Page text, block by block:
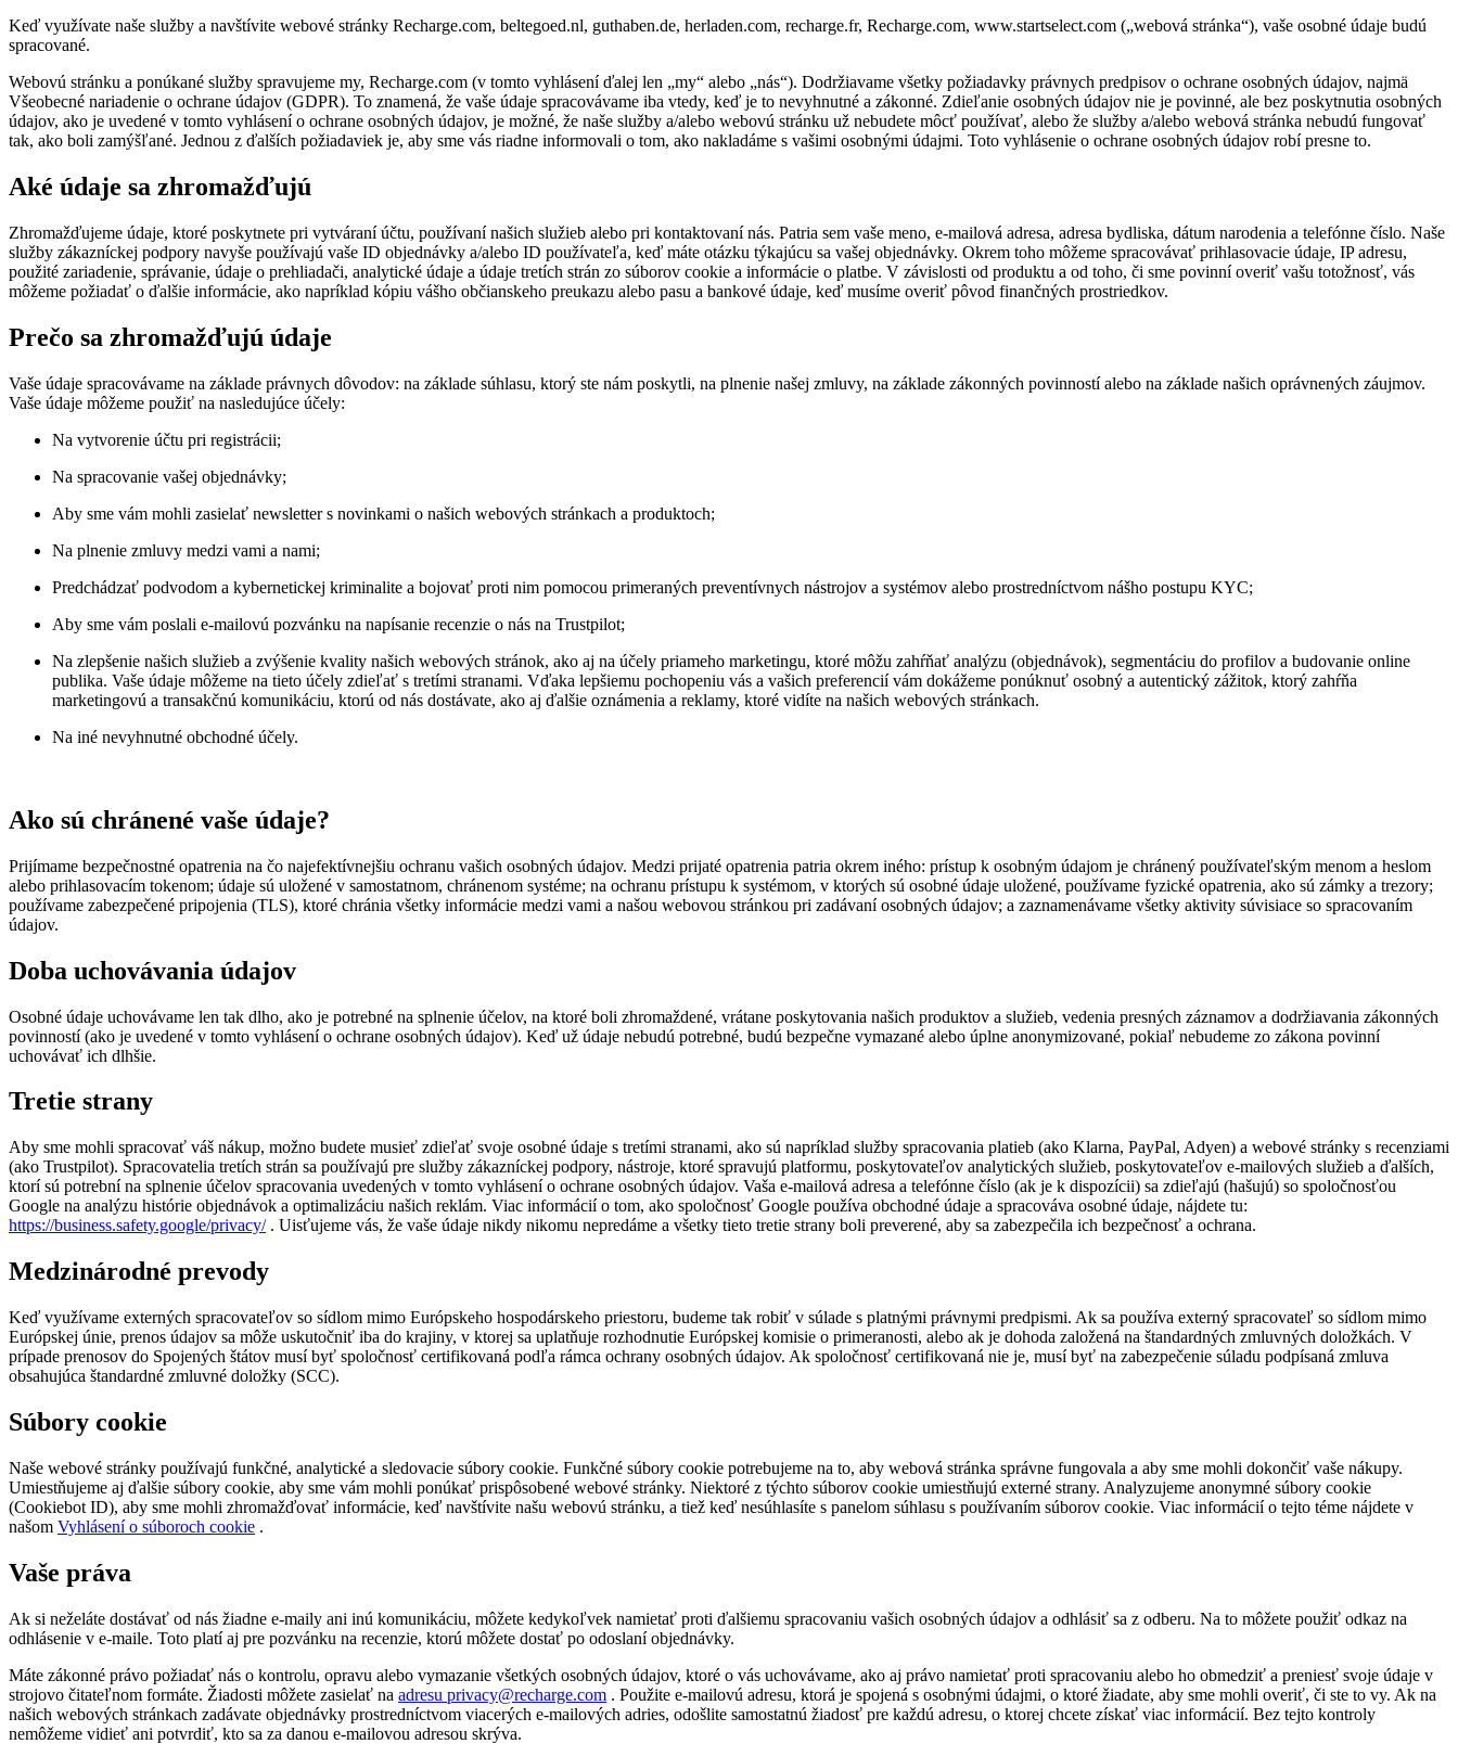
Keď využívate naše služby a navštívite webové stránky Recharge.com, beltegoed.nl, guthaben.de, herladen.com, recharge.fr, Recharge.com, www.startselect.com („webová stránka“), vaše osobné údaje budú
spracované.
Webovú stránku a ponúkané služby spravujeme my, Recharge.com (v tomto vyhlásení ďalej len „my“ alebo „nás“). Dodržiavame všetky požiadavky právnych predpisov o ochrane osobných údajov, najmä
Všeobecné nariadenie o ochrane údajov (GDPR). To znamená, že vaše údaje spracovávame iba vtedy, keď je to nevyhnutné a zákonné. Zdieľanie osobných údajov nie je povinné, ale bez poskytnutia osobných
údajov, ako je uvedené v tomto vyhlásení o ochrane osobných údajov, je možné, že naše služby a/alebo webovú stránku už nebudete môcť používať, alebo že služby a/alebo webová stránka nebudú fungovať
tak, ako boli zamýšľané. Jednou z ďalších požiadaviek je, aby sme vás riadne informovali o tom, ako nakladáme s vašimi osobnými údajmi. Toto vyhlásenie o ochrane osobných údajov robí presne to.
Aké údaje sa zhromažďujú
Zhromažďujeme údaje, ktoré poskytnete pri vytváraní účtu, používaní našich služieb alebo pri kontaktovaní nás. Patria sem vaše meno, e-mailová adresa, adresa bydliska, dátum narodenia a telefónne číslo. Naše
služby zákazníckej podpory navyše používajú vaše ID objednávky a/alebo ID používateľa, keď máte otázku týkajúcu sa vašej objednávky. Okrem toho môžeme spracovávať prihlasovacie údaje, IP adresu,
použité zariadenie, správanie, údaje o prehliadači, analytické údaje a údaje tretích strán zo súborov cookie a informácie o platbe. V závislosti od produktu a od toho, či sme povinní overiť vašu totožnosť, vás
môžeme požiadať o ďalšie informácie, ako napríklad kópiu vášho občianskeho preukazu alebo pasu a bankové údaje, keď musíme overiť pôvod finančných prostriedkov.
Prečo sa zhromažďujú údaje
Vaše údaje spracovávame na základe právnych dôvodov: na základe súhlasu, ktorý ste nám poskytli, na plnenie našej zmluvy, na základe zákonných povinností alebo na základe našich oprávnených záujmov.
Vaše údaje môžeme použiť na nasledujúce účely:
Na vytvorenie účtu pri registrácii;
Na spracovanie vašej objednávky;
Aby sme vám mohli zasielať newsletter s novinkami o našich webových stránkach a produktoch;
Na plnenie zmluvy medzi vami a nami;
Predchádzať podvodom a kybernetickej kriminalite a bojovať proti nim pomocou primeraných preventívnych nástrojov a systémov alebo prostredníctvom nášho postupu KYC;
Aby sme vám poslali e-mailovú pozvánku na napísanie recenzie o nás na Trustpilot;
Na zlepšenie našich služieb a zvýšenie kvality našich webových stránok, ako aj na účely priameho marketingu, ktoré môžu zahŕňať analýzu (objednávok), segmentáciu do profilov a budovanie online
publika. Vaše údaje môžeme na tieto účely zdieľať s tretími stranami. Vďaka lepšiemu pochopeniu vás a vašich preferencií vám dokážeme ponúknuť osobný a autentický zážitok, ktorý zahŕňa
marketingovú a transakčnú komunikáciu, ktorú od nás dostávate, ako aj ďalšie oznámenia a reklamy, ktoré vidíte na našich webových stránkach.
Na iné nevyhnutné obchodné účely.
Ako sú chránené vaše údaje?
Prijímame bezpečnostné opatrenia na čo najefektívnejšiu ochranu vašich osobných údajov. Medzi prijaté opatrenia patria okrem iného: prístup k osobným údajom je chránený používateľským menom a heslom
alebo prihlasovacím tokenom; údaje sú uložené v samostatnom, chránenom systéme; na ochranu prístupu k systémom, v ktorých sú osobné údaje uložené, používame fyzické opatrenia, ako sú zámky a trezory;
používame zabezpečené pripojenia (TLS), ktoré chránia všetky informácie medzi vami a našou webovou stránkou pri zadávaní osobných údajov; a zaznamenávame všetky aktivity súvisiace so spracovaním
údajov.
Doba uchovávania údajov
Osobné údaje uchovávame len tak dlho, ako je potrebné na splnenie účelov, na ktoré boli zhromaždené, vrátane poskytovania našich produktov a služieb, vedenia presných záznamov a dodržiavania zákonných
povinností (ako je uvedené v tomto vyhlásení o ochrane osobných údajov). Keď už údaje nebudú potrebné, budú bezpečne vymazané alebo úplne anonymizované, pokiaľ nebudeme zo zákona povinní
uchovávať ich dlhšie.
Tretie strany
Aby sme mohli spracovať váš nákup, možno budete musieť zdieľať svoje osobné údaje s tretími stranami, ako sú napríklad služby spracovania platieb (ako Klarna, PayPal, Adyen) a webové stránky s recenziami
(ako Trustpilot). Spracovatelia tretích strán sa používajú pre služby zákazníckej podpory, nástroje, ktoré spravujú platformu, poskytovateľov analytických služieb, poskytovateľov e-mailových služieb a ďalších,
ktorí sú potrební na splnenie účelov spracovania uvedených v tomto vyhlásení o ochrane osobných údajov. Vaša e-mailová adresa a telefónne číslo (ak je k dispozícii) sa zdieľajú (hašujú) so spoločnosťou
Google na analýzu histórie objednávok a optimalizáciu našich reklám. Viac informácií o tom, ako spoločnosť Google používa obchodné údaje a spracováva osobné údaje, nájdete tu:
https://business.safety.google/privacy/. Uisťujeme vás, že vaše údaje nikdy nikomu nepredáme a všetky tieto tretie strany boli preverené, aby sa zabezpečila ich bezpečnosť a ochrana.
Medzinárodné prevody
Keď využívame externých spracovateľov so sídlom mimo Európskeho hospodárskeho priestoru, budeme tak robiť v súlade s platnými právnymi predpismi. Ak sa používa externý spracovateľ so sídlom mimo
Európskej únie, prenos údajov sa môže uskutočniť iba do krajiny, v ktorej sa uplatňuje rozhodnutie Európskej komisie o primeranosti, alebo ak je dohoda založená na štandardných zmluvných doložkách. V
prípade prenosov do Spojených štátov musí byť spoločnosť certifikovaná podľa rámca ochrany osobných údajov. Ak spoločnosť certifikovaná nie je, musí byť na zabezpečenie súladu podpísaná zmluva
obsahujúca štandardné zmluvné doložky (SCC).
Súbory cookie
Naše webové stránky používajú funkčné, analytické a sledovacie súbory cookie. Funkčné súbory cookie potrebujeme na to, aby webová stránka správne fungovala a aby sme mohli dokončiť vaše nákupy.
Umiestňujeme aj ďalšie súbory cookie, aby sme vám mohli ponúkať prispôsobené webové stránky. Niektoré z týchto súborov cookie umiestňujú externé strany. Analyzujeme anonymné súbory cookie
(Cookiebot ID), aby sme mohli zhromažďovať informácie, keď navštívite našu webovú stránku, a tiež keď nesúhlasíte s panelom súhlasu s používaním súborov cookie. Viac informácií o tejto téme nájdete v
našom Vyhlásení o súboroch cookie .
Vaše práva
Ak si neželáte dostávať od nás žiadne e-maily ani inú komunikáciu, môžete kedykoľvek namietať proti ďalšiemu spracovaniu vašich osobných údajov a odhlásiť sa z odberu. Na to môžete použiť odkaz na
odhlásenie v e-maile. Toto platí aj pre pozvánku na recenzie, ktorú môžete dostať po odoslaní objednávky.
Máte zákonné právo požiadať nás o kontrolu, opravu alebo vymazanie všetkých osobných údajov, ktoré o vás uchovávame, ako aj právo namietať proti spracovaniu alebo ho obmedziť a preniesť svoje údaje v
strojovo čitateľnom formáte. Žiadosti môžete zasielať na adresu privacy@recharge.com . Použite e-mailovú adresu, ktorá je spojená s osobnými údajmi, o ktoré žiadate, aby sme mohli overiť, či ste to vy. Ak na
našich webových stránkach zadávate objednávky prostredníctvom viacerých e-mailových adries, odošlite samostatnú žiadosť pre každú adresu, o ktorej chcete získať viac informácií. Bez tejto kontroly
nemôžeme vidieť ani potvrdiť, kto sa za danou e-mailovou adresou skrýva.